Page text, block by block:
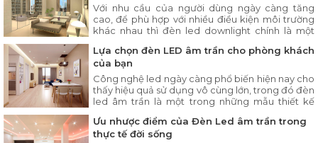
Với nhu cầu của người dùng ngày càng tăng
cao, để phù hợp với nhiều điều kiện môi trường
khác nhau thì đèn led downlight chính là một
Lựa chọn đèn LED âm trần cho phòng khách
của bạn
Công nghệ led ngày càng phổ biến hiện nay cho
thấy hiệu quả sử dụng vô cùng lớn, trong đó đèn
led âm trần là một trong những mẫu thiết kế
Ưu nhược điểm của Đèn Led âm trần trong
thực tế đời sống